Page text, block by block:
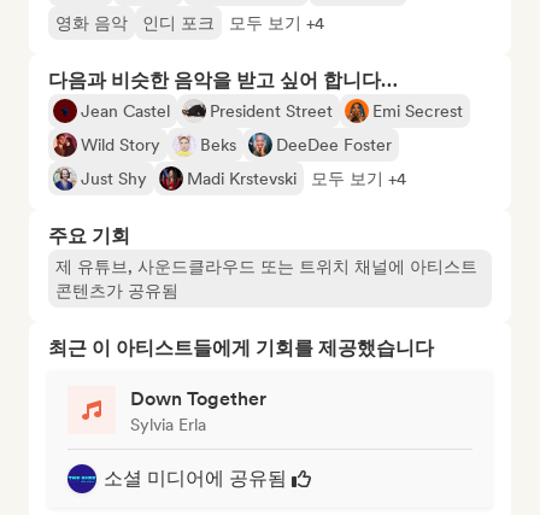
영화 음악
인디 포크 모두 보기 +4
다음과 비슷한 음악을 받고 싶어 합니다…
Jean Castel President Street
Emi Secrest
Wild Story
Beks
DeeDee Foster
Just Shy
Madi Krstevski 모두 보기 +4
주요 기회
제 유튜브, 사운드클라우드 또는 트위치 채널에 아티스트
콘텐츠가 공유됨
최근 이 아티스트들에게 기회를 제공했습니다
Down Together
Sylvia Erla
소셜 미디어에 공유됨